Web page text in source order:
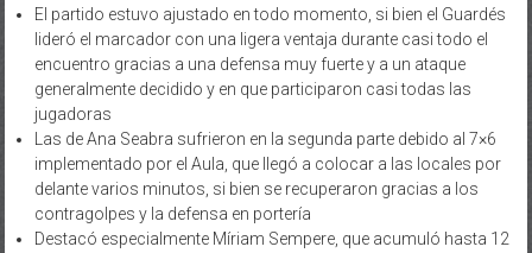
El partido estuvo ajustado en todo momento, si bien el Guardés
lideró el marcador con una ligera ventaja durante casi todo el
encuentro gracias a una defensa muy fuerte y a un ataque
generalmente decidido y en que participaron casi todas las
jugadoras
Las de Ana Seabra sufrieron en la segunda parte debido al 7×6
implementado por el Aula, que llegó a colocar a las locales por
delante varios minutos, si bien se recuperaron gracias a los
contragolpes y la defensa en portería
Destacó especialmente Míriam Sempere, que acumuló hasta 12